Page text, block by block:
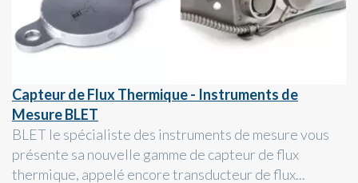
Capteur de Flux Thermique - Instruments de
Mesure BLET
BLET le spécialiste des instruments de mesure vous
présente sa nouvelle gamme de capteur de flux
thermique, appelé encore transducteur de flux...